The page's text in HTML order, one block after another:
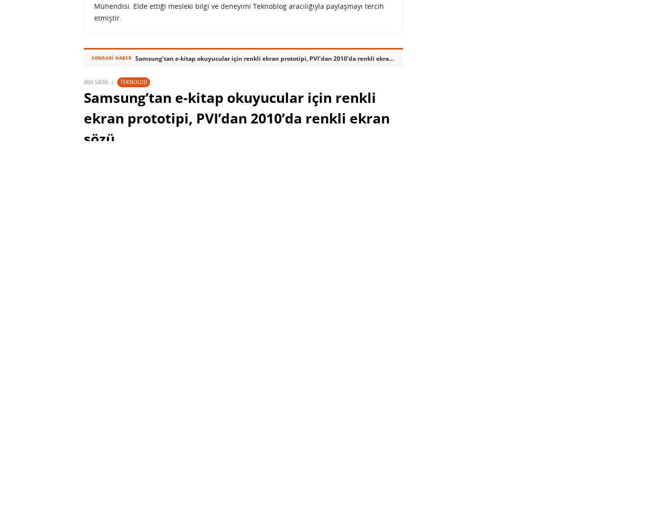
Mühendisi. Elde ettiği mesleki bilgi ve deneyimi Teknoblog aracılığıyla paylaşmayı tercih
etmiştir.
SONRAKI HABER Samsung’tan e-kitap okuyucular için renkli ekran prototipi, PVI’dan 2010’da renkli ekran sözü
ANA SAYFA TEKNOLOJI
Samsung’tan e-kitap okuyucular için renkli
ekran prototipi, PVI’dan 2010’da renkli ekran
sözü